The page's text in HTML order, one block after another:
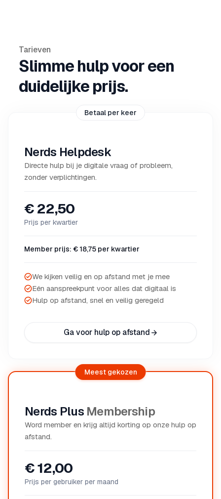
Tarieven
Slimme hulp voor een
duidelijke prijs.
Nerds Helpdesk
Directe hulp bij je digitale vraag of probleem,
zonder verplichtingen.
€ 22,50
Prijs per kwartier
Member prijs: € 18,75 per kwartier
We kijken veilig en op afstand met je mee
Eén aanspreekpunt voor alles dat digitaal is
Hulp op afstand, snel en veilig geregeld
Ga voor hulp op afstand
Betaal per keer
Nerds Plus Membership
Word member en krijg altijd korting op onze hulp op
afstand.
€ 12,00
Prijs per gebruiker per maand
Meest gekozen